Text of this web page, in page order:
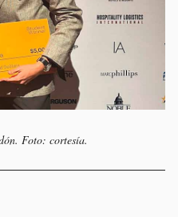
Foto: cortesía.